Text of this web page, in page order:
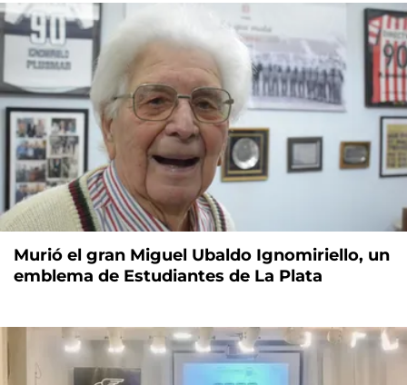
Murió el gran Miguel Ubaldo Ignomiriello, un
emblema de Estudiantes de La Plata